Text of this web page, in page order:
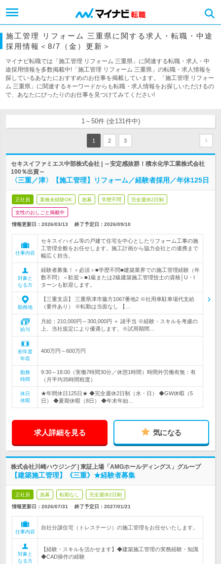
施工管理 リフォーム 三重県に関する求人・転職・中途
採用情報＜8/7（金）更新＞
マイナビ転職では「施工管理 リフォーム 三重県」に関連する転職・求人・中
途採用情報を多数掲載中!「施工管理 リフォーム 三重県」の転職・求人情報を
探しているあなたにおすすめのお仕事を掲載しています。「施工管理 リフォー
ム 三重県」に関連するキーワードからも転職・求人情報をお探しいただけるの
で、あなたにぴったりのお仕事を見つけてみてください!
1～50件 (全131件中)
1 2 3
セキスイファミエス中部株式会社 | ～安定感抜群！積水化学工業株式会社
100％出資～
〈三重／津〉【施工管理】リフォーム／経験者採用／年休125日
正社員 業種未経験OK 急募 学歴不問 完全週休2日制
女性のおしごと掲載中
情報更新日：2026/03/13 終了予定日： 2026/09/10
仕事内容
セキスイハイム等の戸建て住宅を中心としたリフォーム工事の施
工管理全般をお任せします。施工計画から協力会社との連携まで
幅広く担当。
対象と
なる方
経験者募集！＜必須＞■学歴不問■建築業界での施工管理経験（年
数不問）＜歓迎＞■1級または2級建築施工管理技士の資格│U・I
ターンも歓迎します。
勤務地
【三重支店】 三重県津市藤方1067番地2 ※社用車駐車場代支給
（要件あり） ※転勤は当面なし 【…
給与
月給：210,000円～300,000円 ＋ 諸手当 ※経験・スキルを考慮の
上、当社規定により優遇します。※試用期間…
初年度
年収
400万円～600万円
勤務
時間
9:30～18:00（実働7時間30分／休憩1時間）時間外労働有無：有
（月平均35時間程度）
休日
休暇
★年間休日125日★ ◆完全週休2日制（水・日） ◆GW休暇（5
日） ◆夏期休暇（8日） ◆年末年始…
求人詳細を見る 気になる
株式会社川崎ハウジング | 東証上場「AMGホールディングス」グループ
【建築施工管理】《三重》★経験者募集
正社員 急募 転勤なし 完全週休2日制
情報更新日：2026/07/31 終了予定日： 2027/01/21
仕事内容
自社分譲住宅（トレステージ）の施工管理をお任せいたします。
対象と
なる方
【経験・スキルを活かせます】◆建築施工管理の実務経験・知識
◆CAD操作の経験